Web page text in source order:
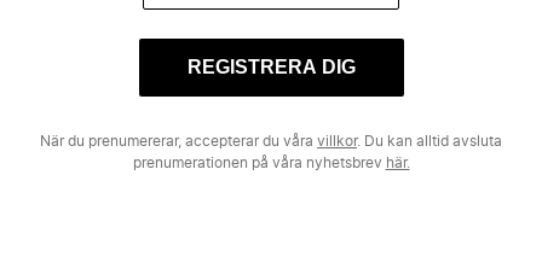
REGISTRERA DIG
När du prenumererar, accepterar du våra villkor. Du kan alltid avsluta
prenumerationen på våra nyhetsbrev här.